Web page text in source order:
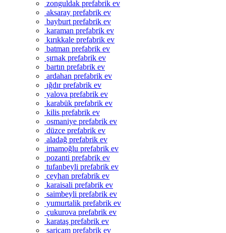
zonguldak prefabrik ev
aksaray prefabrik ev
bayburt prefabrik ev
karaman prefabrik ev
kırıkkale prefabrik ev
batman prefabrik ev
şırnak prefabrik ev
bartın prefabrik ev
ardahan prefabrik ev
ığdır prefabrik ev
yalova prefabrik ev
karabük prefabrik ev
kilis prefabrik ev
osmaniye prefabrik ev
düzce prefabrik ev
aladağ prefabrik ev
imamoğlu prefabrik ev
pozanti prefabrik ev
tufanbeyli prefabrik ev
ceyhan prefabrik ev
karaisali prefabrik ev
saimbeyli prefabrik ev
yumurtalik prefabrik ev
çukurova prefabrik ev
karataş prefabrik ev
sariçam prefabrik ev